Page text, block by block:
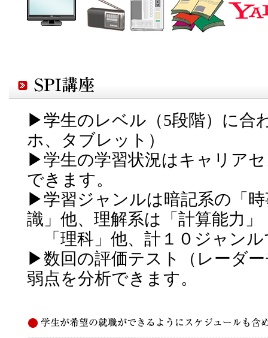
▶学生のレベル（5段階）に合
ホ、タブレット）
▶学生の学習状況はキャリア
できます。
▶学習ジャンルは暗記系の「
識」他、理解系は「計算能力」
「理科」他、計１０ジャンル
▶数回の評価テスト（レーダ
弱点を分析できます。